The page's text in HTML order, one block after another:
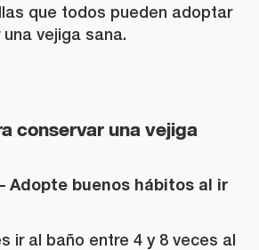
que todos pueden adoptar
vejiga sana.
conservar una vejiga
Adopte buenos hábitos al ir
ir al baño entre 4 y 8 veces al